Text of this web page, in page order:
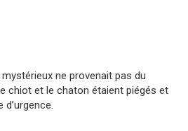
ne provenait pas du
chiot et le chaton étaient piégés et
d’urgence.